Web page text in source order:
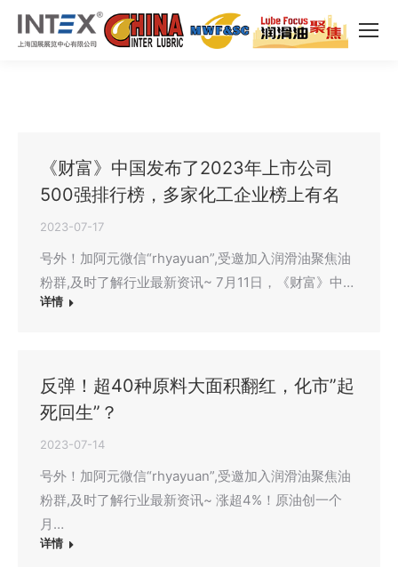
《财富》中国发布了2023年上市公司
500强排行榜，多家化工企业榜上有名
2023-07-17
号外！加阿元微信“rhyayuan”,受邀加入润滑油聚焦油
粉群,及时了解行业最新资讯~ 7月11日，《财富》中…
详情
反弹！超40种原料大面积翻红，化市”起
死回生”？
2023-07-14
号外！加阿元微信“rhyayuan”,受邀加入润滑油聚焦油
粉群,及时了解行业最新资讯~ 涨超4%！原油创一个
月…
详情